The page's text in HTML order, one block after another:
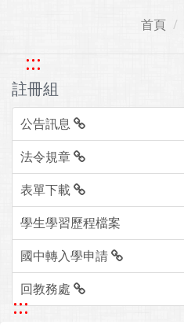
首頁
:::
註冊組
公告訊息
法令規章
表單下載
學生學習歷程檔案
國中轉入學申請
回教務處
:::